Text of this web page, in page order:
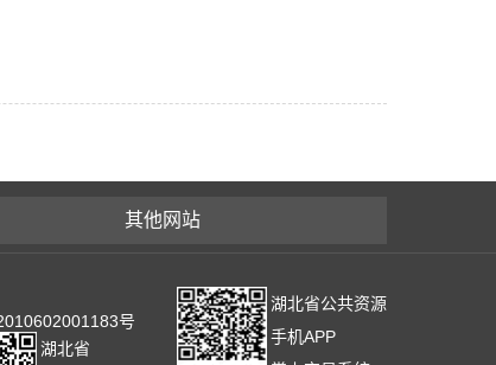
其他网站
号
湖北省
湖北省公共资源
手机APP